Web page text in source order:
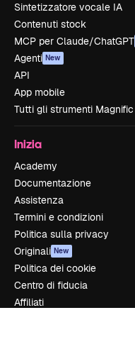
Sintetizzatore vocale IA
Contenuti stock
MCP per Claude/ChatGPT
Agenti New
API
App mobile
Tutti gli strumenti Magnific
Inizia
Academy
Documentazione
Assistenza
Termini e condizioni
Politica sulla privacy
Originali New
Politica dei cookie
Centro di fiducia
Affiliati